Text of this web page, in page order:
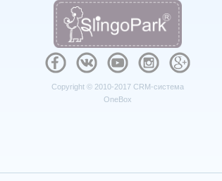
Copyright © 2010-2017 CRM-система
OneBox